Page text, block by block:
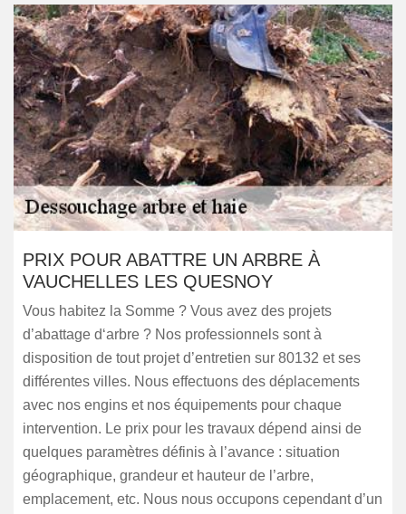
PRIX POUR ABATTRE UN ARBRE À
VAUCHELLES LES QUESNOY
Vous habitez la Somme ? Vous avez des projets
d’abattage d‘arbre ? Nos professionnels sont à
disposition de tout projet d’entretien sur 80132 et ses
différentes villes. Nous effectuons des déplacements
avec nos engins et nos équipements pour chaque
intervention. Le prix pour les travaux dépend ainsi de
quelques paramètres définis à l’avance : situation
géographique, grandeur et hauteur de l’arbre,
emplacement, etc. Nous nous occupons cependant d’un